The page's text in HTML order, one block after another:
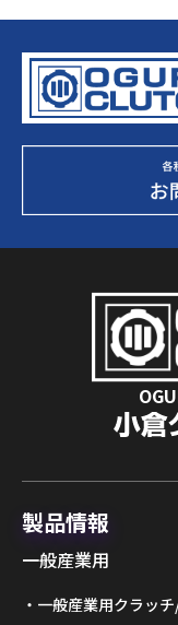
製品情報
一般産業用
一般産業用クラッ